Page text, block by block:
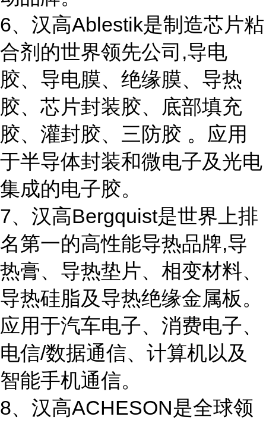
6、汉高Ablestik是制造芯片粘
合剂的世界领先公司,导电
胶、导电膜、绝缘膜、导热
胶、芯片封装胶、底部填充
胶、灌封胶、三防胶 。应用
于半导体封装和微电子及光电
集成的电子胶。
7、汉高Bergquist是世界上排
名第一的高性能导热品牌,导
热膏、导热垫片、相变材料、
导热硅脂及导热绝缘金属板。
应用于汽车电子、消费电子、
电信/数据通信、计算机以及
智能手机通信。
8、汉高ACHESON是全球领